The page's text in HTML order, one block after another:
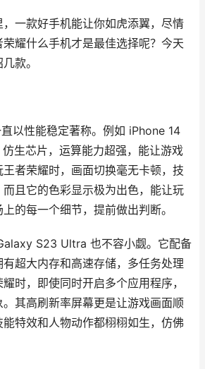
一款好手机能让你如虎添翼，尽情
耀什么手机才是最佳选择呢？今天
款。
以性能稳定著称。例如 iPhone 14
生芯片，运算能力超强，能让游戏
者荣耀时，画面切换毫无卡顿，技
且它的色彩显示极为出色，能让玩
的每一个细节，提前做出判断。
S23 Ultra 也不容小觑。它配备
超大内存和高速存储，多任务处理
时，即使同时开启多个应用程序，
其高刷新率屏幕更是让游戏画面顺
特效和人物动作都栩栩如生，仿佛